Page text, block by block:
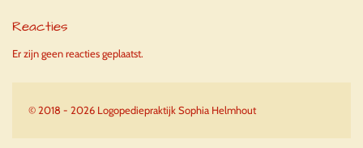
Reacties
Er zijn geen reacties geplaatst.
© 2018 - 2026 Logopediepraktijk Sophia Helmhout